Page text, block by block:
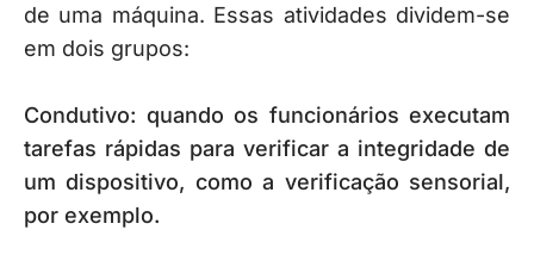
de uma máquina. Essas atividades dividem-se
em dois grupos:
Condutivo: quando os funcionários executam
tarefas rápidas para verificar a integridade de
um dispositivo, como a verificação sensorial,
por exemplo.